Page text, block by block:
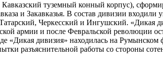
Кавказский туземный конный корпус),
и Закавказья. В состав дивизии
Черкесский и Ингушский. «Дикая
армии и после Февральской революции
«Дикая дивизия» находилась на
разъяснительной работы со стороны